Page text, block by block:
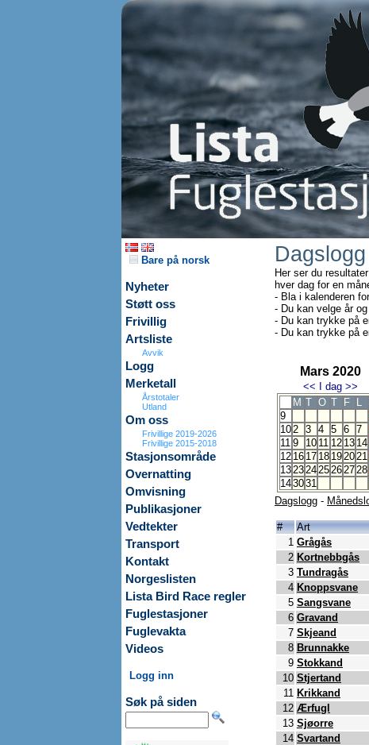
Bare på norsk
Nyheter
Støtt oss
Frivillig
Artsliste
Avvik
Logg
Merketall
Årstotaler
Utland
Om oss
Frivillige 2019-2026
Frivillige 2015-2018
Stasjonsområde
Overnatting
Omvisning
Publikasjoner
Vedtekter
Transport
Kontakt
Norgeslisten
Lista Bird Race regler
Fuglestasjoner
Fuglevakta
Videos
Logg inn
Søk på siden
Dagslogg
Her ser du
hver dag for en
- Bla i kalenderen
- Du kan velge år
- Du kan trykke på
- Du kan trykke på
Mars 2020
<< I dag >>
M T O T F L
9
102 3 4 5 6 7
11 9 10 11 12 13 14
12 16 17 18 192021
13232425262728
143031
Dagslogg -
# Art
1 Grågås
2 Kortnebbgås
3 Tundragås
4 Knoppsvane
5 Sangsvane
6 Gravand
7 Skjeand
8 Brunnakke
9 Stokkand
10 Stjertand
11 Krikkand
12 Ærfugl
13 Sjøorre
14 Svartand